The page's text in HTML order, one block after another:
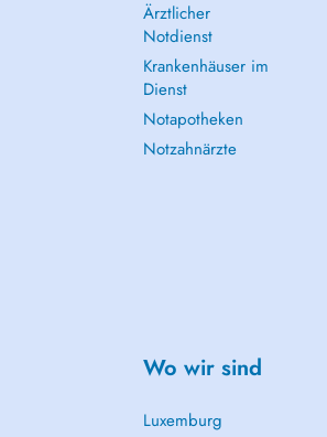
Ärztlicher
Notdienst
Krankenhäuser im
Dienst
Notapotheken
Notzahnärzte
Wo wir sind
Luxemburg